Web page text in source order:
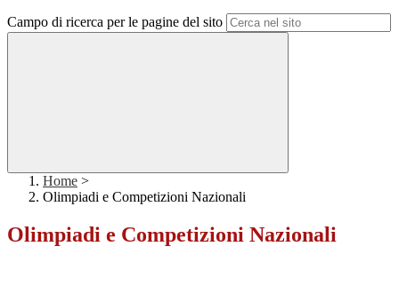
Campo di ricerca per le pagine del sito
Home >
Olimpiadi e Competizioni Nazionali
Olimpiadi e Competizioni Nazionali